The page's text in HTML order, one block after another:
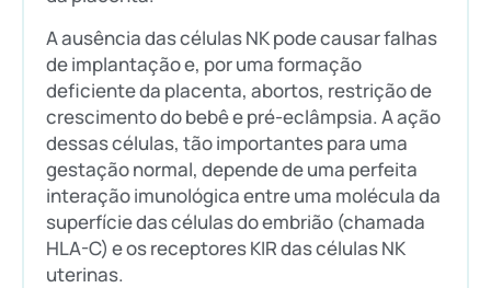
A ausência das células NK pode causar falhas
de implantação e, por uma formação
deficiente da placenta, abortos, restrição de
crescimento do bebê e pré-eclâmpsia. A ação
dessas células, tão importantes para uma
gestação normal, depende de uma perfeita
interação imunológica entre uma molécula da
superfície das células do embrião (chamada
HLA-C) e os receptores KIR das células NK
uterinas.